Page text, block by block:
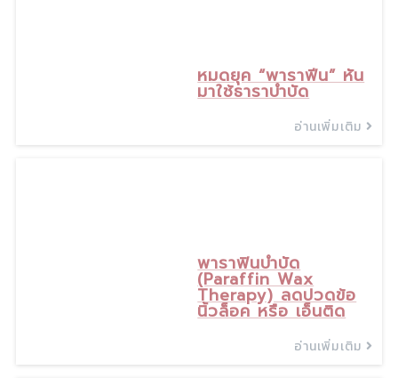
หมดยุค “พาราฟีน” หัน
มาใช้ธาราบำบัด
อ่านเพิ่มเติม
พาราฟินบำบัด
(Paraffin Wax
Therapy) ลดปวดข้อ
นิ้วล็อค หรือ เอ็นติด
อ่านเพิ่มเติม